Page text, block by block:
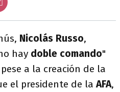
Nicolás Russo,
hay doble comando"
a la creación de la
el presidente de laAFA,